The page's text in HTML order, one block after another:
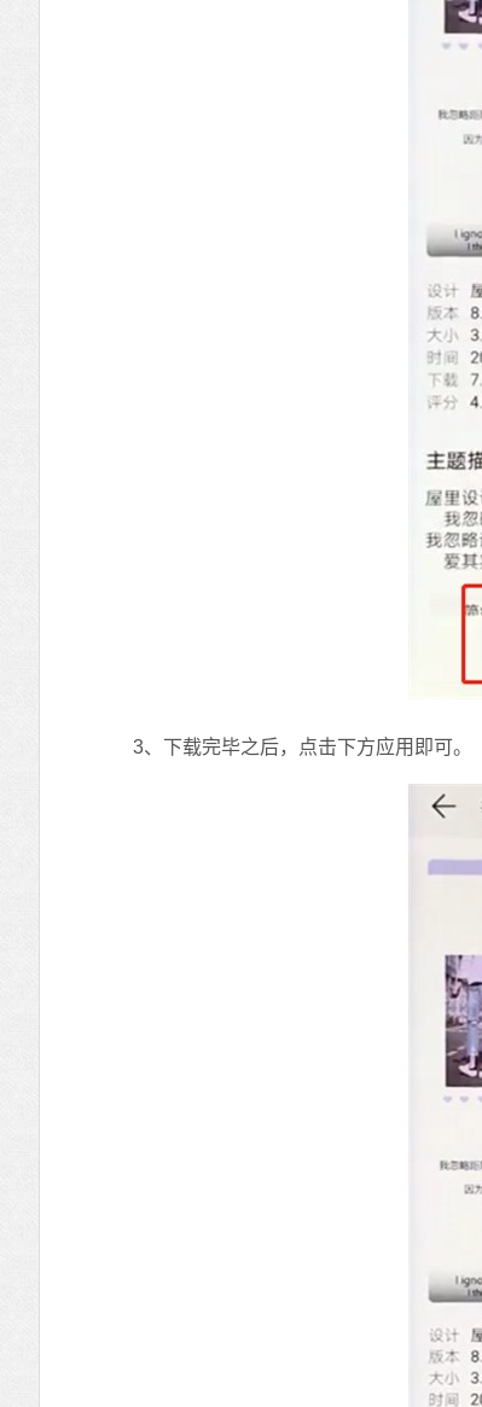
3、下载完毕之后，点击下方应用即可。